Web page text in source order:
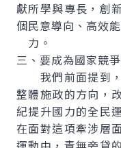
獻所學與專長，創
個民意導向、高效
力。
三、要成為國家競
我們前面提到，
整體施政的方向，
紀提升國力的全民
在面對這項牽涉層